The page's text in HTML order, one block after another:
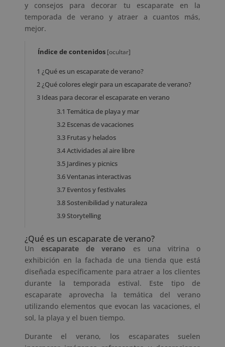
y consejos para decorar tu escaparate en la
temporada de verano y atraer a cuantos más,
mejor.
Índice de contenidos [ocultar]
1 ¿Qué es un escaparate de verano?
2¿Qué colores elegir para un escaparate de verano?
3Ideas para decorar el escaparate en verano
3.1 Temática de playa y mar
3.2Escenas de vacaciones
3.3Frutas y helados
3.4Actividades al aire libre
3.5Jardines y picnics
3.6Ventanas interactivas
3.7Eventos y festivales
3.8Sostenibilidad y naturaleza
3.9Storytelling
¿Qué es un escaparate de verano?
Un escaparate de verano es una vitrina o
exhibición en la fachada de una tienda que está
diseñada específicamente para atraer a los clientes
durante la temporada estival. Este tipo de
escaparate aprovecha la temática del verano
utilizando elementos que evocan las vacaciones, el
sol, la playa y el buen tiempo.
Durante el verano, los escaparates suelen